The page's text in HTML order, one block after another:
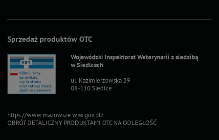
Sprzedaż produktów OTC
Wojewódzki Inspektorat Weterynarii z siedzibą
w Siedlcach
ul. Kazimierzowska 29
08-110 Siedlce
https://www.mazowsze.wiw.gov.pl/
OBRÓT DETALICZNY PRODUKTAMI OTC NA ODLEGŁOŚĆ